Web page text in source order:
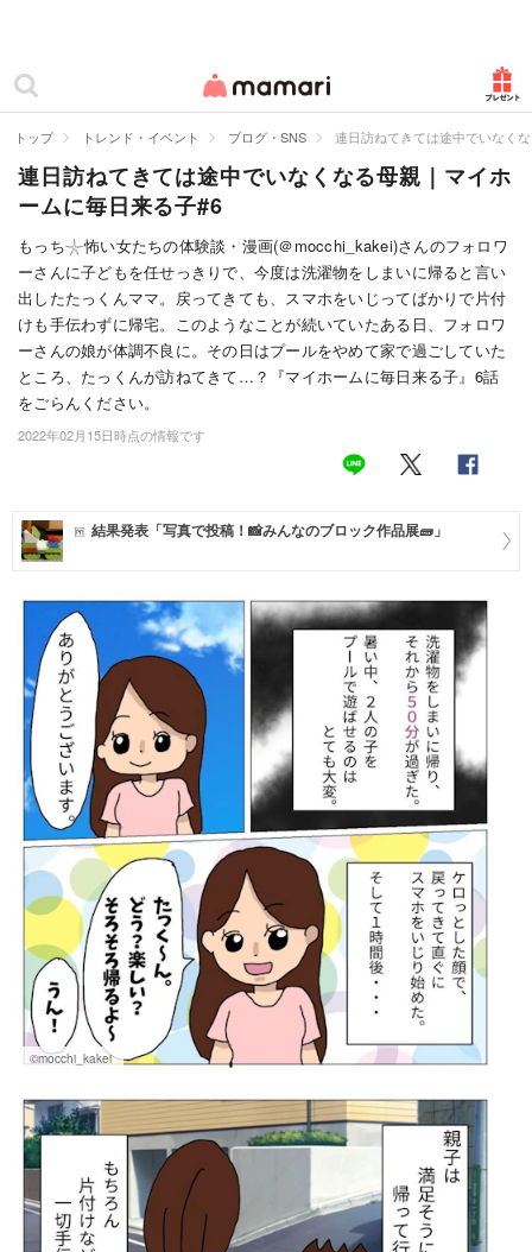
ママリ
カテゴリー一覧
妊娠
出産
赤ちゃん・育児
子育て・家族
病院
住まい
トレンド・イベント
トップ トレンド・イベント ブログ・SNS 連日訪ねてきては途中でいなく
連日訪ねてきては途中でいなくなる母親｜マイホ
ームに毎日来る子#6
もっち𓇼怖い女たちの体験談・漫画(＠mocchi_kakei)さんのフォロワ
ーさんに子どもを任せっきりで、今度は洗濯物をしまいに帰ると言い
出したたっくんママ。戻ってきても、スマホをいじってばかりで片付
けも手伝わずに帰宅。このようなことが続いていたある日、フォロワ
ーさんの娘が体調不良に。その日はプールをやめて家で過ごしていた
ところ、たっくんが訪ねてきて…？『マイホームに毎日来る子』6話
をごらんください。
2022年02月15日時点の情報です
結果発表「写真で投稿！📸みんなのブロック作品展🧱」
©mocchi_kakei